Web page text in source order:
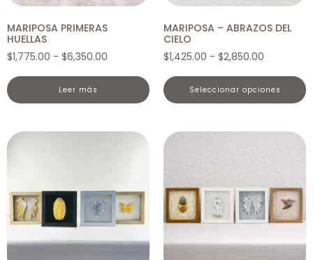
MARIPOSA PRIMERAS
HUELLAS
$1,775.00 - $6,350.00
leer más
MARIPOSA – ABRAZOS DEL
CIELO
$1,425.00 - $2,850.00
seleccionar opciones